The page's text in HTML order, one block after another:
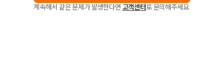
계속해서 같은 문제가 발생한다면 고객센터로 문의해주세요.